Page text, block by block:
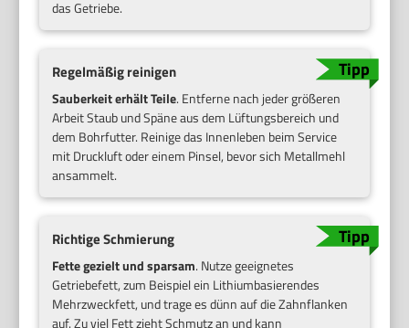
das Getriebe.
Regelmäßig reinigen
Sauberkeit erhält Teile. Entferne nach jeder größeren
Arbeit Staub und Späne aus dem Lüftungsbereich und
dem Bohrfutter. Reinige das Innenleben beim Service
mit Druckluft oder einem Pinsel, bevor sich Metallmehl
ansammelt.
Richtige Schmierung
Fette gezielt und sparsam. Nutze geeignetes
Getriebefett, zum Beispiel ein Lithiumbasierendes
Mehrzweckfett, und trage es dünn auf die Zahnflanken
auf. Zu viel Fett zieht Schmutz an und kann